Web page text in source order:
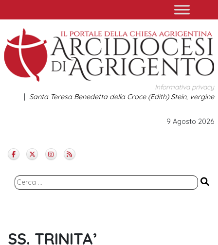
to
content
Informativa privacy
Santa Teresa Benedetta della Croce (Edith) Stein, vergine
9 Agosto 2026
Ricerca
SS. TRINITA’